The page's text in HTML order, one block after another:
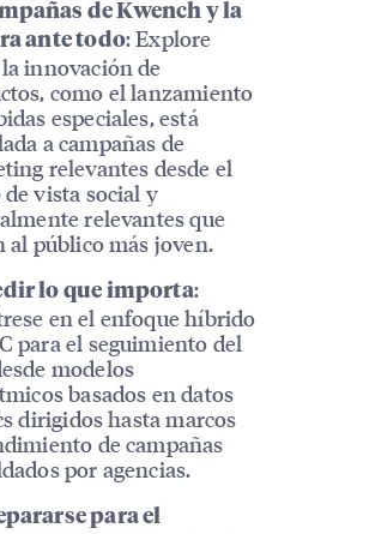
de Kwench y la
ante todo: Explore
innovación de
como el lanzamiento
especiales, está
a campañas de
relevantes desde el
vista social y
relevantes que
al público más joven.
lo que importa:
en el enfoque híbrido
para el seguimiento del
modelos
basados en datos
dirigidos hasta marcos
de campañas
por agencias.
para el